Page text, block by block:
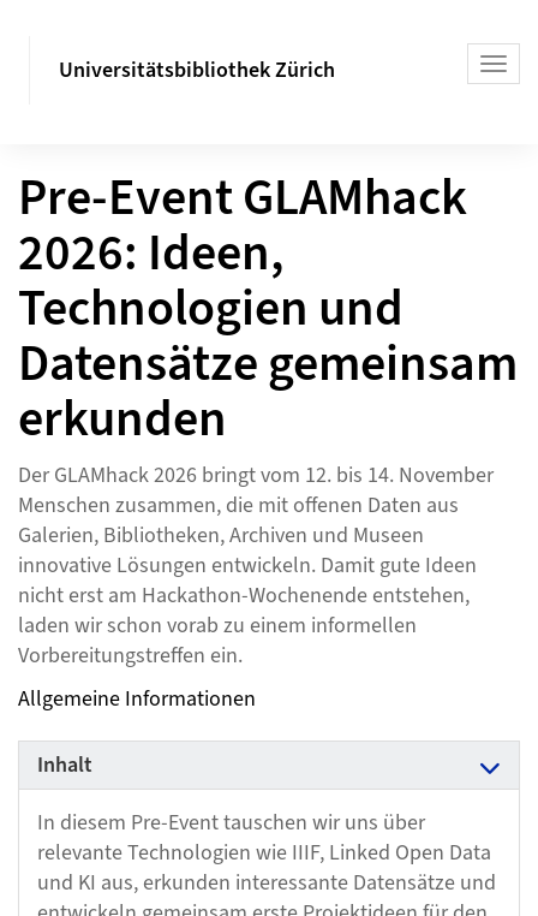
Universitätsbibliothek Zürich
Pre-Event GLAMhack
2026: Ideen,
Technologien und
Datensätze gemeinsam
erkunden
Der GLAMhack 2026 bringt vom 12. bis 14. November
Menschen zusammen, die mit offenen Daten aus
Galerien, Bibliotheken, Archiven und Museen
innovative Lösungen entwickeln. Damit gute Ideen
nicht erst am Hackathon-Wochenende entstehen,
laden wir schon vorab zu einem informellen
Vorbereitungstreffen ein.
Allgemeine Informationen
Inhalt
In diesem Pre-Event tauschen wir uns über
relevante Technologien wie IIIF, Linked Open Data
und KI aus, erkunden interessante Datensätze und